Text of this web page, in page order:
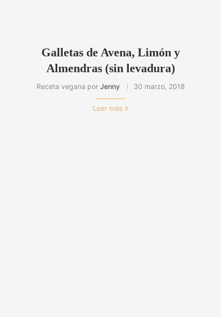
Galletas de Avena, Limón y
Almendras (sin levadura)
Receta vegana por Jenny 30 marzo, 2018
Leer más